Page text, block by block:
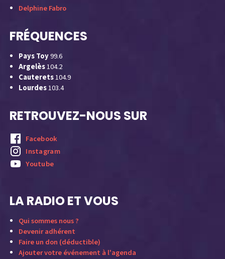
Delphine Fabro
FRÉQUENCES
Pays Toy99.6
Argelès104.2
Cauterets104.9
Lourdes103.4
RETROUVEZ-NOUS SUR
Facebook
Instagram
Youtube
LA RADIO ET VOUS
Qui sommes nous ?
Devenir adhérent
Faire un don (déductible)
Ajouter votre événement à l'agenda